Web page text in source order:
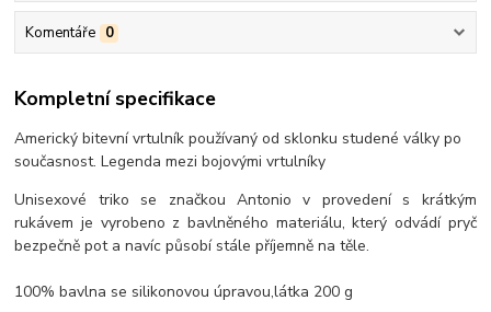
Komentáře 0
Kompletní specifikace
Americký bitevní vrtulník používaný od sklonku studené války po
současnost. Legenda mezi bojovými vrtulníky
Unisexové triko se značkou Antonio v provedení s krátkým
rukávem je vyrobeno z bavlněného materiálu, který odvádí pryč
bezpečně pot a navíc působí stále příjemně na těle.
100% bavlna se silikonovou úpravou,látka 200 g